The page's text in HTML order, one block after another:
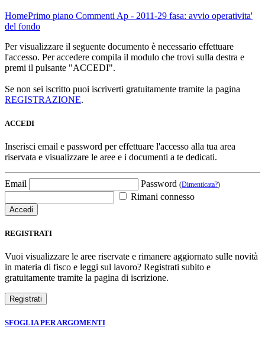
HomePrimo piano CommentiAp - 2011-29 fasa: avvio operativita'
del fondo
Per visualizzare il seguente documento è necessario effettuare
l'accesso. Per accedere compila il modulo che trovi sulla destra e
premi il pulsante "ACCEDI".
Se non sei iscritto puoi iscriverti gratuitamente tramite la pagina
REGISTRAZIONE.
ACCEDI
Inserisci email e password per effettuare l'accesso alla tua area
riservata e visualizzare le aree e i documenti a te dedicati.
Email Password (Dimenticata?)
Rimani connesso
REGISTRATI
Vuoi visualizzare le aree riservate e rimanere aggiornato sulle novità
in materia di fisco e leggi sul lavoro? Registrati subito e
gratuitamente tramite la pagina di iscrizione.
SFOGLIA PER ARGOMENTI